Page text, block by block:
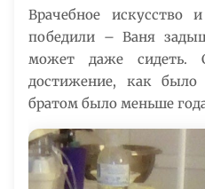
Врачебное искусство
победили – Ваня
может даже сидеть.
достижение, как
братом было меньше